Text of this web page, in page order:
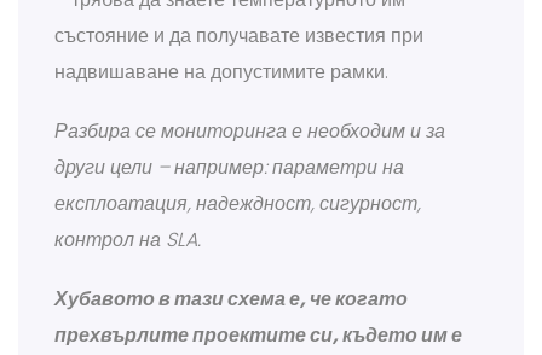
състояние и да получавате известия при
надвишаване на допустимите рамки.
Разбира се мониторинга е необходим и за
други цели – например: параметри на
експлоатация, надеждност, сигурност,
контрол на SLA.
Хубавото в тази схема е, че когато
прехвърлите проектите си, където им е